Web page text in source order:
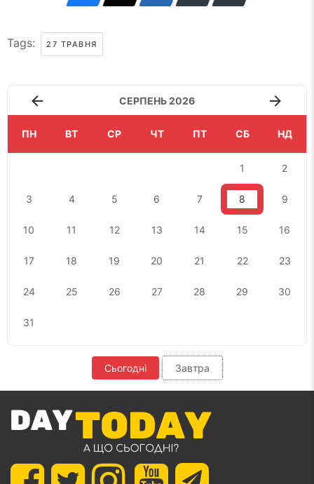
Tags: 27 ТРАВНЯ
СЕРПЕНЬ 2026
ПН ВТ СР ЧТ ПТ СБ НД
1 2
3 4 5 6 7 8 9
10 11 12 13 14 15 16
17 18 19 20 21 22 23
24 25 26 27 28 29 30
31
Сьогодні Завтра